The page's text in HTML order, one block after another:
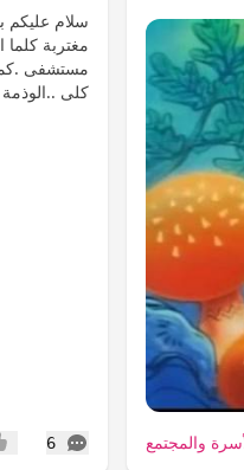
والمجتمع
سلام عليكم
مغتربة
مستشفى
كلى ..الوذمة
6
التعليقات